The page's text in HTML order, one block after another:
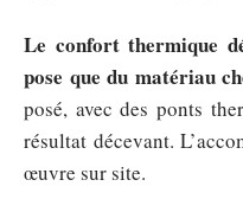
Le confort thermique
pose que du matériau
posé, avec des ponts
résultat décevant.
œuvre sur site.